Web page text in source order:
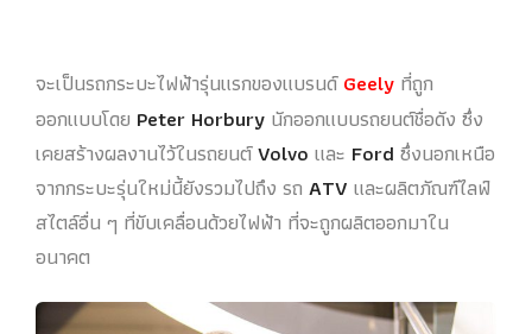
จะเป็นรถกระบะไฟฟ้ารุ่นแรกของแบรนด์Geely ที่ถูก
ออกแบบโดย Peter Horbury นักออกแบบรถยนต์ชื่อดัง ซึ่ง
เคยสร้างผลงานไว้ในรถยนต์Volvo และ Ford ซึ่งนอกเหนือ
จากกระบะรุ่นใหม่นี้ยังรวมไปถึง รถ ATV และผลิตภัณฑ์ไลฟ์
สไตล์อื่น ๆ ที่ขับเคลื่อนด้วยไฟฟ้า ที่จะถูกผลิตออกมาใน
อนาคต